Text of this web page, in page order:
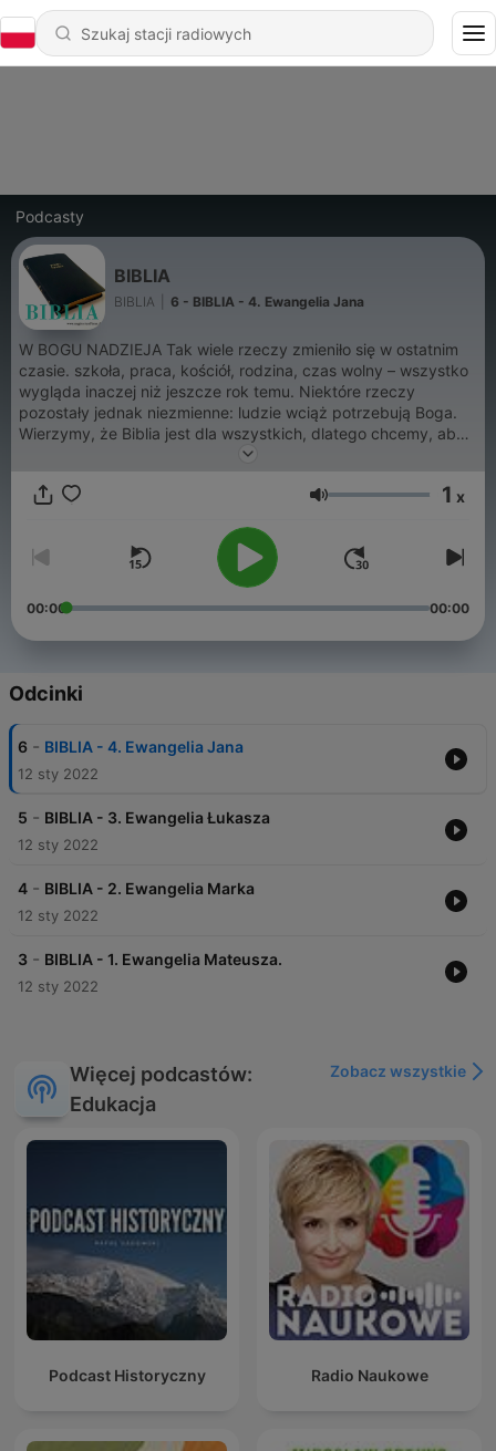
Podcasty
BIBLIA
BIBLIA 6 - BIBLIA - 4. Ewangelia Jana
W BOGU NADZIEJA Tak wiele rzeczy zmieniło się w ostatnim
czasie. szkoła, praca, kościół, rodzina, czas wolny – wszystko
wygląda inaczej niż jeszcze rok temu. Niektóre rzeczy
pozostały jednak niezmienne: ludzie wciąż potrzebują Boga.
Wierzymy, że Biblia jest dla wszystkich, dlatego chcemy, aby
ludzie na całym świecie poznali dobrą nowinę, Biblie, Słowa
www.Radio.magisteriumpisma.pl
Głośność 1 x
00:00 00:00
Odcinki
6 - BIBLIA - 4. Ewangelia Jana
12 sty 2022
5 - BIBLIA - 3. Ewangelia Łukasza
12 sty 2022
4 - BIBLIA - 2. Ewangelia Marka
12 sty 2022
3 - BIBLIA - 1. Ewangelia Mateusza.
12 sty 2022
Więcej podcastów:
Edukacja
Zobacz wszystkie
Podcast Historyczny Radio Naukowe